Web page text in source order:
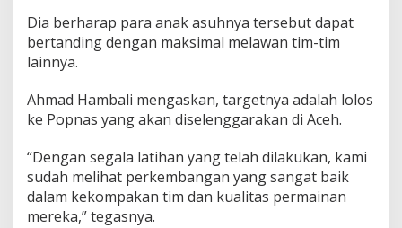
P
o
s
A
e
h
Dia berharap para anak asuhnya tersebut dapat
bertanding dengan maksimal melawan tim-tim
lainnya.
Ahmad Hambali mengaskan, targetnya adalah lolos
ke Popnas yang akan diselenggarakan di Aceh.
“Dengan segala latihan yang telah dilakukan, kami
sudah melihat perkembangan yang sangat baik
dalam kekompakan tim dan kualitas permainan
mereka,” tegasnya.